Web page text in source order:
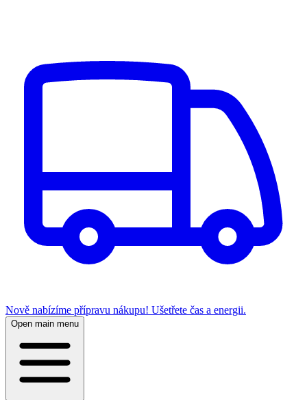
Nově nabízíme přípravu nákupu! Ušetřete čas a energii.
Open main menu